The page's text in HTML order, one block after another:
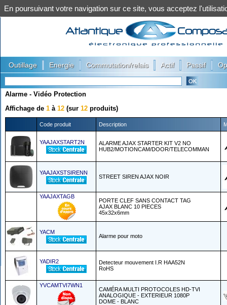
Outillage Energie Commutation/relais Actif Passif
Alarme - Vidéo Protection
Affichage de 1 à 12 (sur 12 produits)
Code produit Description
YAAJAXSTART2N
ALARME AJAX STARTER KIT V2 NO
HUB2/MOTIONCAM/DOOR/TELECOMMAN
YAAJAXSTSIRENN
STREET SIREN AJAX NOIR
YAAJAXTAGB
PORTE CLEF SANS CONTACT TAG
AJAX BLANC 10 PIECES
45x32x6mm
YACM
Alarme pour moto
YADIR2
Detecteur mouvement I.R HAA52N
RoHS
YVCAMTVI7WN1
CAMÉRA MULTI PROTOCOLES HD-TVI
ANALOGIQUE - EXTERIEUR 1080P
DOME - BLANC
En poursuivant votre navigation sur ce site, vous acceptez